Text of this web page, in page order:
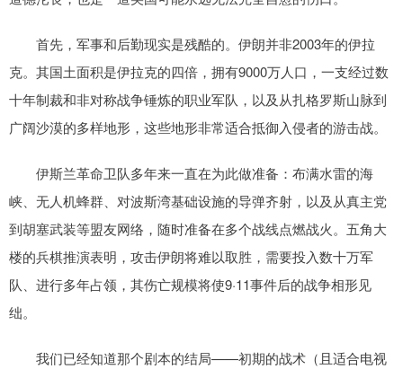
首先，军事和后勤现实是残酷的。伊朗并非2003年的伊拉
克。其国土面积是伊拉克的四倍，拥有9000万人口，一支经过数
十年制裁和非对称战争锤炼的职业军队，以及从扎格罗斯山脉到
广阔沙漠的多样地形，这些地形非常适合抵御入侵者的游击战。
伊斯兰革命卫队多年来一直在为此做准备：布满水雷的海
峡、无人机蜂群、对波斯湾基础设施的导弹齐射，以及从真主党
到胡塞武装等盟友网络，随时准备在多个战线点燃战火。五角大
楼的兵棋推演表明，攻击伊朗将难以取胜，需要投入数十万军
队、进行多年占领，其伤亡规模将使9·11事件后的战争相形见
绌。
我们已经知道那个剧本的结局——初期的战术（且适合电视